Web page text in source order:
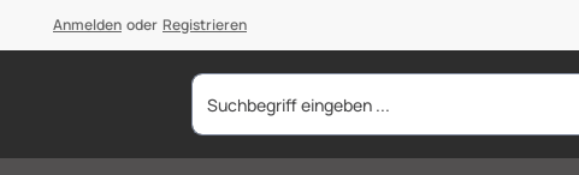
Zur Hauptnavigation springen
Anmelden oder Registrieren